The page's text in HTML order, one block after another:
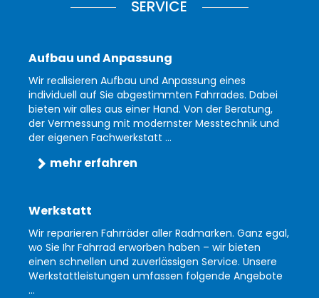
SERVICE
Aufbau und Anpassung
Wir realisieren Aufbau und Anpassung eines
individuell auf Sie abgestimmten Fahrrades. Dabei
bieten wir alles aus einer Hand. Von der Beratung,
der Vermessung mit modernster Messtechnik und
der eigenen Fachwerkstatt ...
mehr erfahren
Werkstatt
Wir reparieren Fahrräder aller Radmarken. Ganz egal,
wo Sie Ihr Fahrrad erworben haben – wir bieten
einen schnellen und zuverlässigen Service. Unsere
Werkstattleistungen umfassen folgende Angebote
...